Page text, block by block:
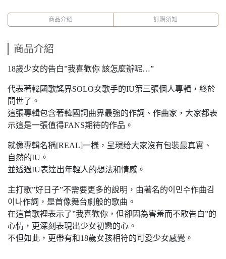
商品介紹 訂購須知
商品介紹
18歲少女的告白”我喜歡你 該怎麼辦呢…”
代表著韓國歌謠界SOLO女歌手的IU第三張個人專輯，終於
問世了。
這張專輯包含著韓國詞曲界最強的作詞、作曲家，大家都表
示這是一張值得FANS期待的作品。
就像專輯名稱[REAL]一樣，呈現给大家沒有包裝最真實、
自然的IU。
並透過IU表達出年輕人的想法和情感。
主打歌”好日子”不需要更多的說明，由著名的이민수作曲김
이나作詞，是首像舞台劇般的歌曲。
在這首歌裡表示了”我喜歡你，但卻因為害羞而不敢告白”的
心情，更深刻表現出少女初戀的心。
不但如此，更帶有和18歲女孩相符的可愛少女感覺。